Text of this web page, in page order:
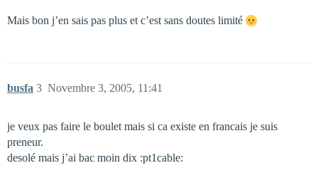
Mais bon j’en sais pas plus et c’est sans doutes limité
busfa Novembre 3, 2005, 11:41
3
je veux pas faire le boulet mais si ca existe en francais je suis
preneur.
desolé mais j’ai bac moin dix :pt1cable: